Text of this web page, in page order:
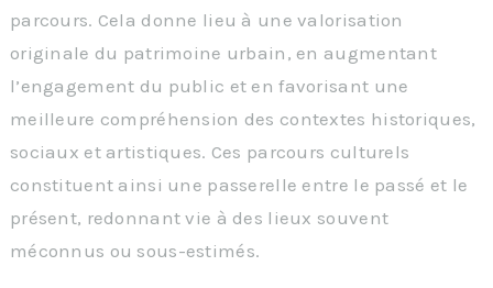
parcours. Cela donne lieu à une valorisation
originale du patrimoine urbain, en augmentant
l’engagement du public et en favorisant une
meilleure compréhension des contextes historiques,
sociaux et artistiques. Ces parcours culturels
constituent ainsi une passerelle entre le passé et le
présent, redonnant vie à des lieux souvent
méconnus ou sous-estimés.